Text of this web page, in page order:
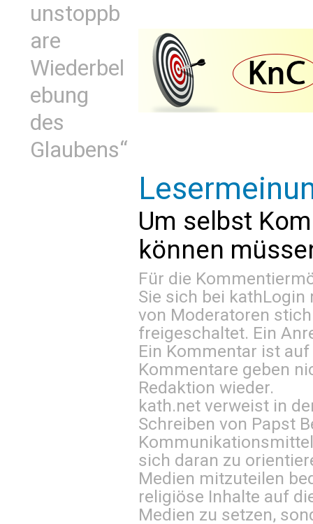
unstoppb
are
Wiederbel
ebung
des
Glaubens“
Um selbst
können
Für die
Sie sich bei kathLogin
von Moderatoren
freigeschaltet. Ein
Ein Kommentar ist
Kommentare geben
Redaktion wieder.
kath.net verweist in
Schreiben von Papst
sich daran zu
Medien mitzuteilen
religiöse Inhalte auf
Medien zu setzen,